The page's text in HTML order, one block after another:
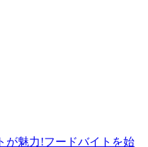
が魅力!フードバイトを始